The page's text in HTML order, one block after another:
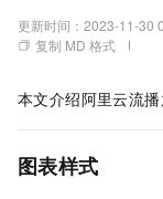
更新时间： 2023-11-30
复制 MD 格式
本文介绍阿里云流
图表样式